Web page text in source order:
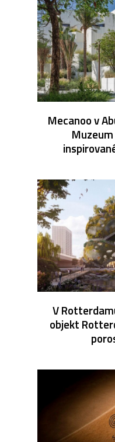
Mecanoo v
V
objekt